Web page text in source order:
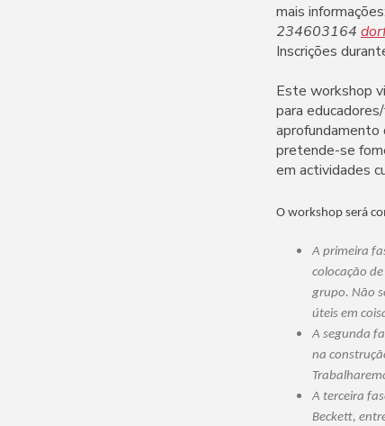
mais informações:
234603164
Inscrições
Este workshop
para
aprofundamento
pretende-se
em actividades
O workshop será
A primeira
colocação
grupo. Não
úteis em
A segunda
na
A terceira
Beckett,